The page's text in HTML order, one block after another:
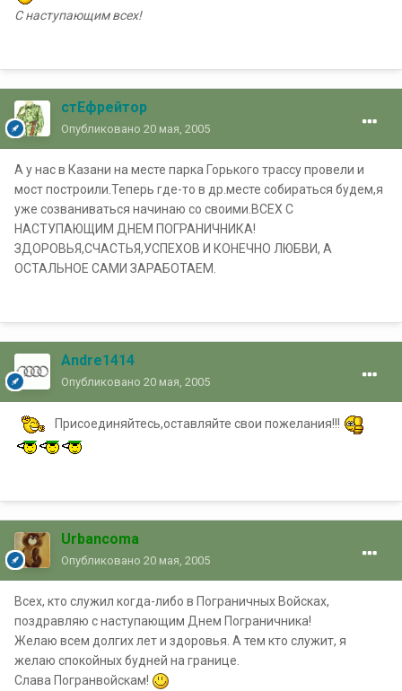
С наступающим всех!
стЕфрейтор
Опубликовано 20 мая, 2005
А у нас в Казани на месте парка Горького трассу провели и
мост построили.Теперь где-то в др.месте собираться будем,я
уже созваниваться начинаю со своими.ВСЕХ С
НАСТУПАЮЩИМ ДНЕМ ПОГРАНИЧНИКА!
ЗДОРОВЬЯ,СЧАСТЬЯ,УСПЕХОВ И КОНЕЧНО ЛЮБВИ, А
ОСТАЛЬНОЕ САМИ ЗАРАБОТАЕМ.
Andre1414
Опубликовано 20 мая, 2005
Присоединяйтесь,оставляйте свои пожелания!!!
Urbancoma
Опубликовано 20 мая, 2005
Всех, кто служил когда-либо в Пограничных Войсках,
поздравляю с наступающим Днем Пограничника!
Желаю всем долгих лет и здоровья. А тем кто служит, я
желаю спокойных будней на границе.
Слава Погранвойскам!